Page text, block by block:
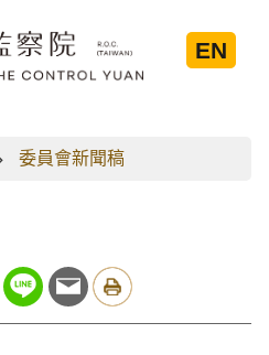
EN
委員會新聞稿